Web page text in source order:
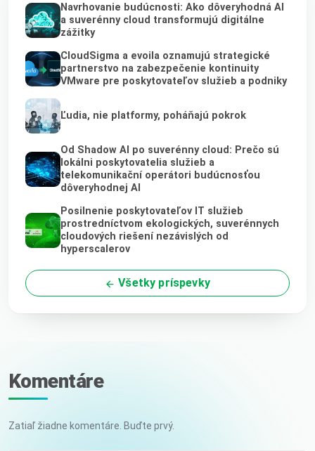
Navrhovanie budúcnosti: Ako dôveryhodná AI
a suverénny cloud transformujú digitálne
zážitky
CloudSigma a evoila oznamujú strategické
partnerstvo na zabezpečenie kontinuity
VMware pre poskytovateľov služieb a podniky
Ľudia, nie platformy, poháňajú pokrok
Od Shadow AI po suverénny cloud: Prečo sú
lokálni poskytovatelia služieb a
telekomunikační operátori budúcnosťou
dôveryhodnej AI
Posilnenie poskytovateľov IT služieb
prostredníctvom ekologických, suverénnych
cloudových riešení nezávislých od
hyperscalerov
Všetky príspevky
Komentáre
Zatiaľ žiadne komentáre. Buďte prvý.